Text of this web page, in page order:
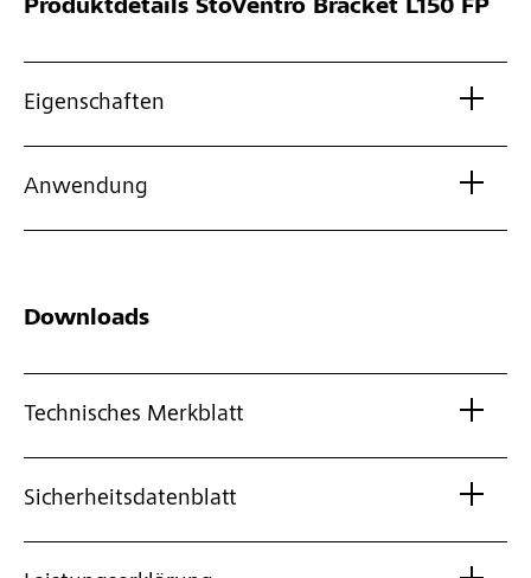
Produktdetails StoVentro Bracket L150 FP
Eigenschaften
Anwendung
Downloads
Technisches Merkblatt
Sicherheitsdatenblatt